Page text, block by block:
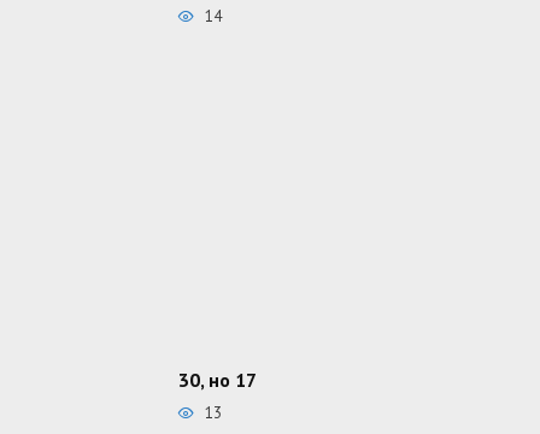
14
30, но 17
13